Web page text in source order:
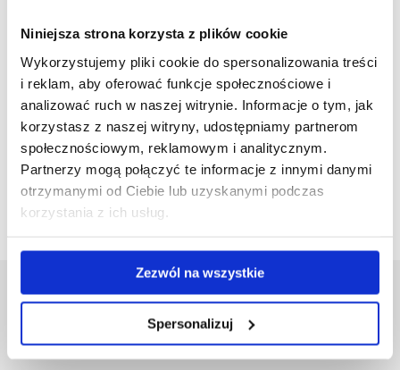
Niniejsza strona korzysta z plików cookie
Wykorzystujemy pliki cookie do spersonalizowania treści
i reklam, aby oferować funkcje społecznościowe i
analizować ruch w naszej witrynie. Informacje o tym, jak
korzystasz z naszej witryny, udostępniamy partnerom
społecznościowym, reklamowym i analitycznym.
Partnerzy mogą połączyć te informacje z innymi danymi
otrzymanymi od Ciebie lub uzyskanymi podczas
korzystania z ich usług.
Zezwól na wszystkie
Spersonalizuj
Serdecznie gratulujemy trenerowi Jacentemu Binkowskiemu
i jego dwóm drużynom sekcji futsalu.
Zarówno zawodniczki jak i zawodnicy reprezentujący KU AZS
UR zdobyli 1 miejsce w województwie podkarpackim.
Uniwersytet Rzeszowski
Al. Tadeusza Rejtana 16C
35-959 Rzeszów